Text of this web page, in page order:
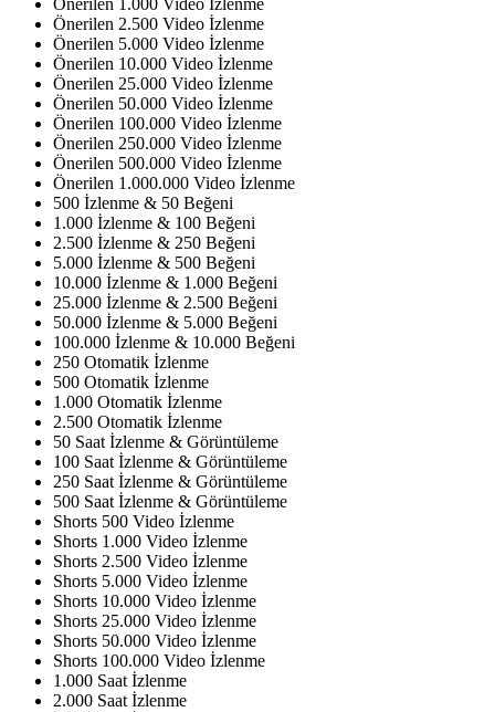
Önerilen 2.500 Video İzlenme
Önerilen 5.000 Video İzlenme
Önerilen 10.000 Video İzlenme
Önerilen 25.000 Video İzlenme
Önerilen 50.000 Video İzlenme
Önerilen 100.000 Video İzlenme
Önerilen 250.000 Video İzlenme
Önerilen 500.000 Video İzlenme
Önerilen 1.000.000 Video İzlenme
500 İzlenme & 50 Beğeni
1.000 İzlenme & 100 Beğeni
2.500 İzlenme & 250 Beğeni
5.000 İzlenme & 500 Beğeni
10.000 İzlenme & 1.000 Beğeni
25.000 İzlenme & 2.500 Beğeni
50.000 İzlenme & 5.000 Beğeni
100.000 İzlenme & 10.000 Beğeni
250 Otomatik İzlenme
500 Otomatik İzlenme
1.000 Otomatik İzlenme
2.500 Otomatik İzlenme
50 Saat İzlenme & Görüntüleme
100 Saat İzlenme & Görüntüleme
250 Saat İzlenme & Görüntüleme
500 Saat İzlenme & Görüntüleme
Shorts 500 Video İzlenme
Shorts 1.000 Video İzlenme
Shorts 2.500 Video İzlenme
Shorts 5.000 Video İzlenme
Shorts 10.000 Video İzlenme
Shorts 25.000 Video İzlenme
Shorts 50.000 Video İzlenme
Shorts 100.000 Video İzlenme
1.000 Saat İzlenme
2.000 Saat İzlenme